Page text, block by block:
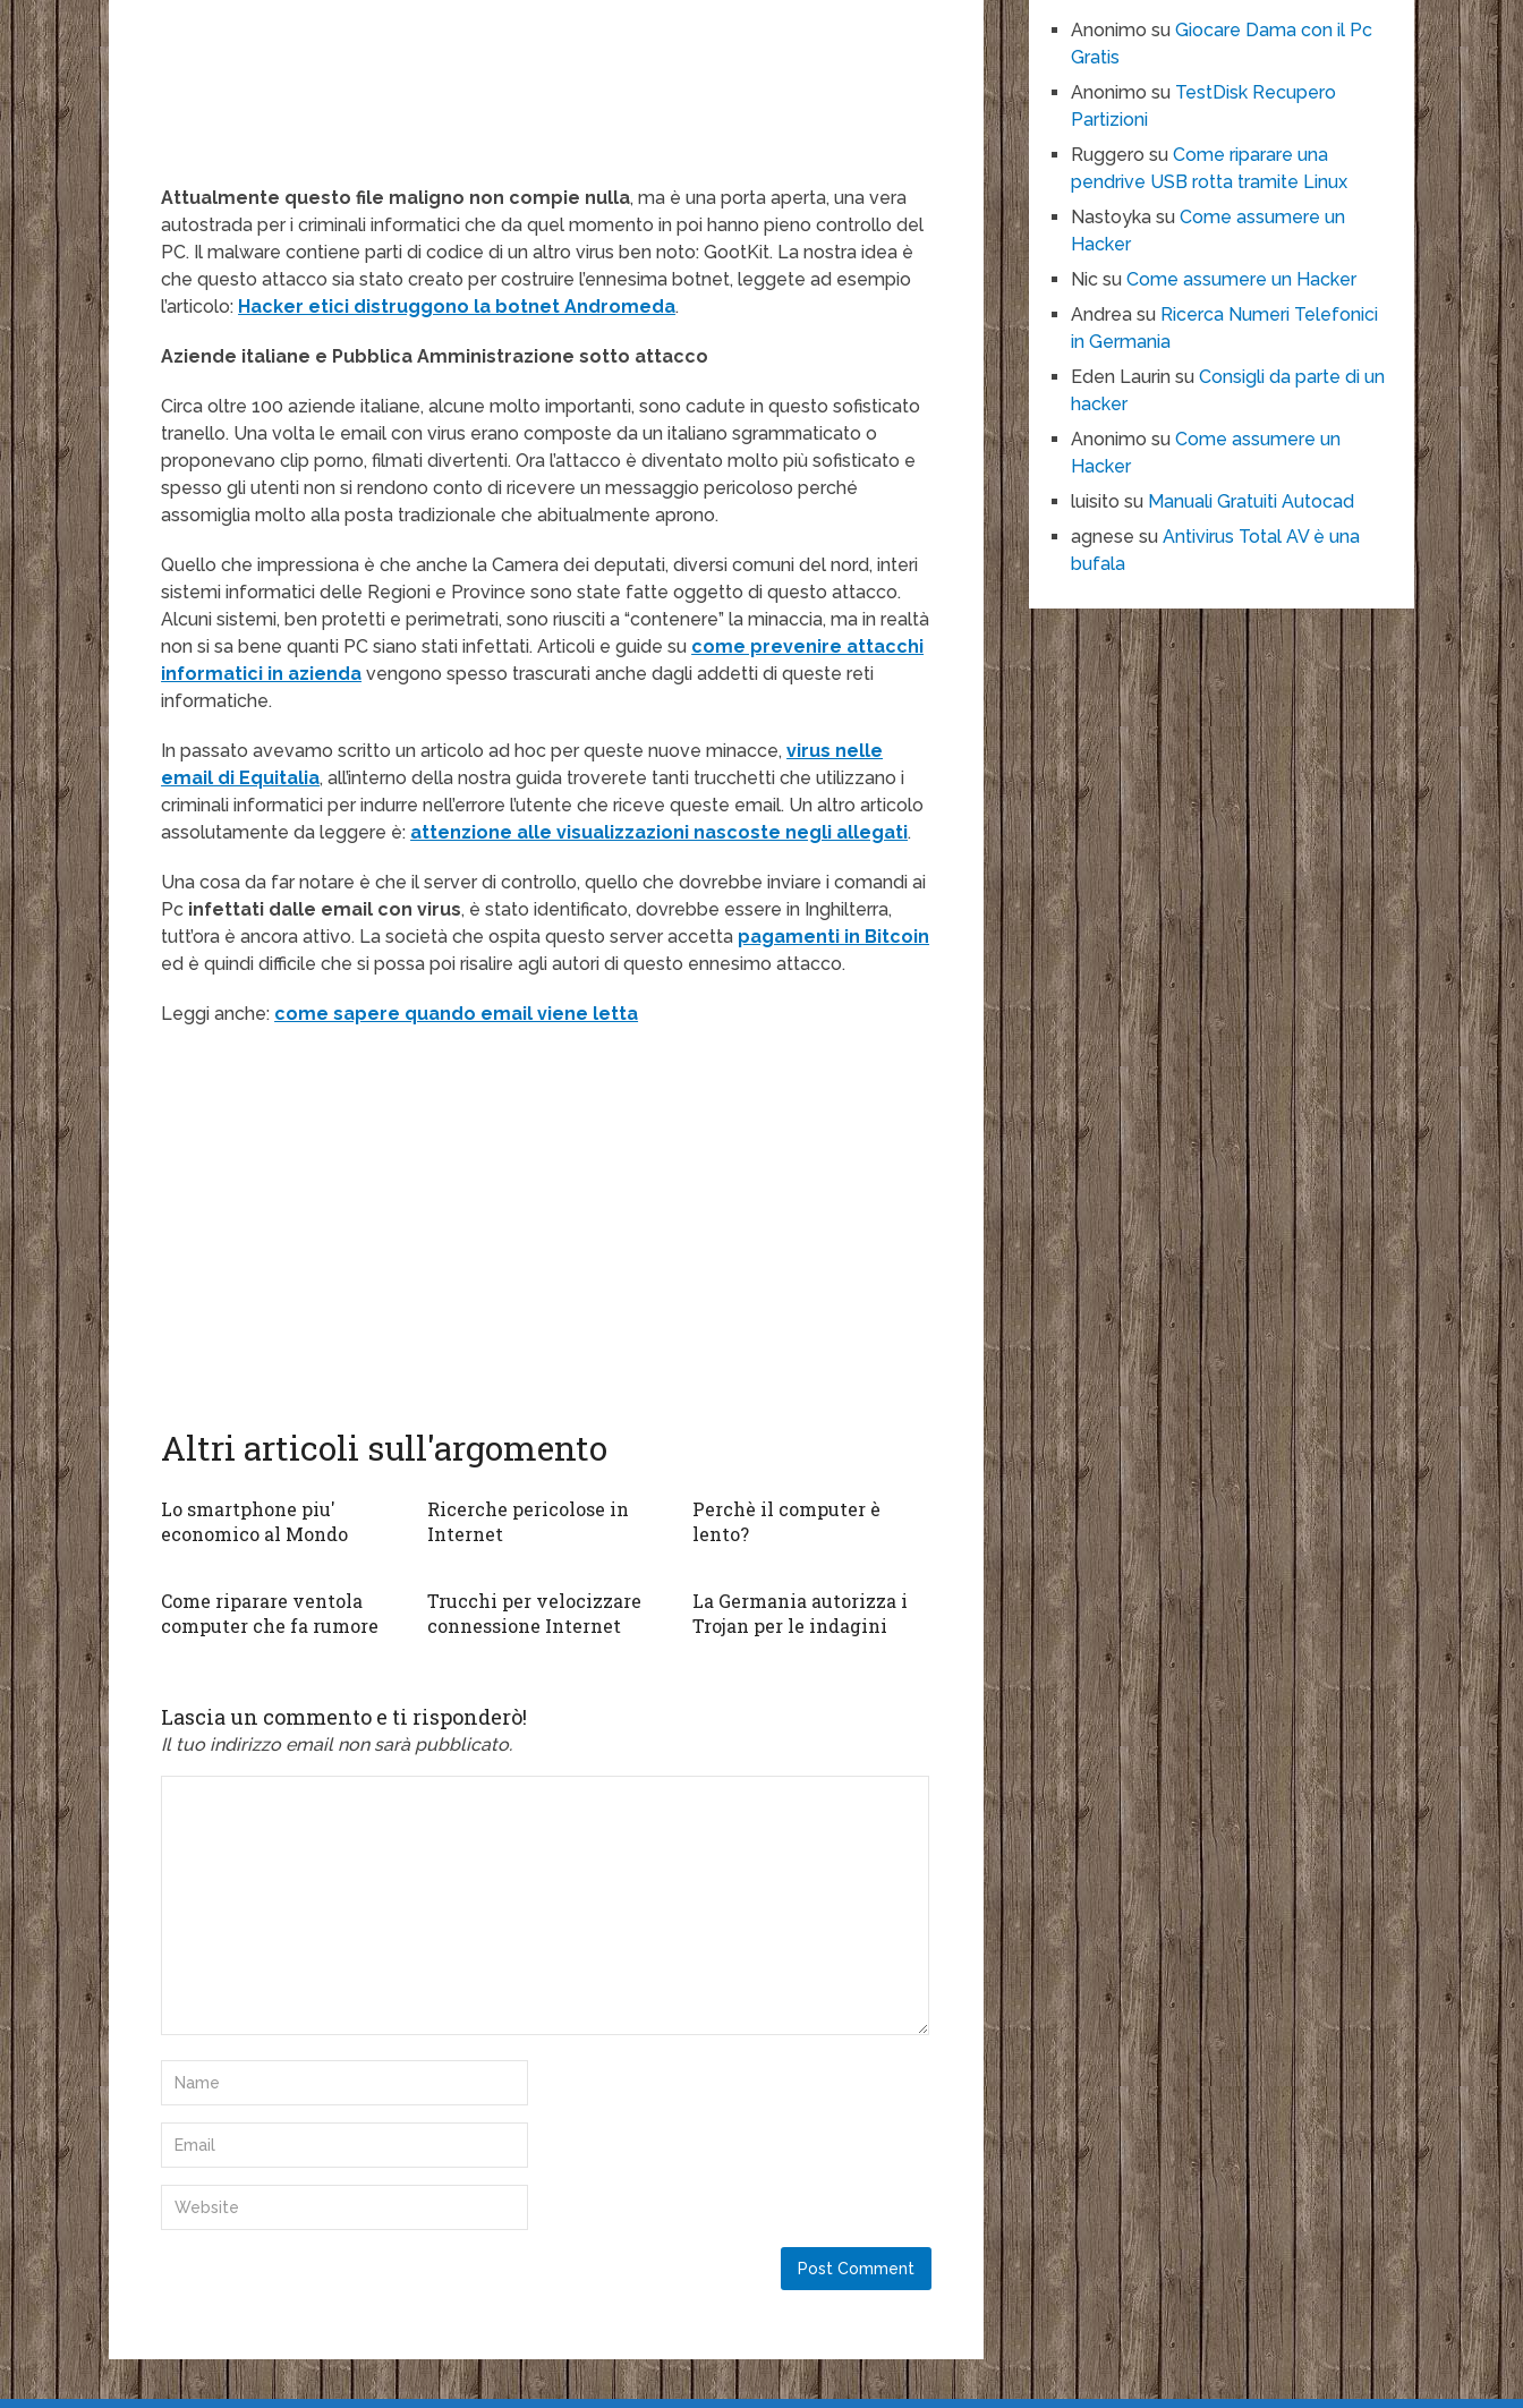
Attualmente questo file maligno non compie nulla, ma è una porta aperta, una vera
autostrada per i criminali informatici che da quel momento in poi hanno pieno controllo del
PC. Il malware contiene parti di codice di un altro virus ben noto: GootKit. La nostra idea è
che questo attacco sia stato creato per costruire l’ennesima botnet, leggete ad esempio
l’articolo: Hacker etici distruggono la botnet Andromeda.
Aziende italiane e Pubblica Amministrazione sotto attacco
Circa oltre 100 aziende italiane, alcune molto importanti, sono cadute in questo sofisticato
tranello. Una volta le email con virus erano composte da un italiano sgrammaticato o
proponevano clip porno, filmati divertenti. Ora l’attacco è diventato molto più sofisticato e
spesso gli utenti non si rendono conto di ricevere un messaggio pericoloso perché
assomiglia molto alla posta tradizionale che abitualmente aprono.
Quello che impressiona è che anche la Camera dei deputati, diversi comuni del nord, interi
sistemi informatici delle Regioni e Province sono state fatte oggetto di questo attacco.
Alcuni sistemi, ben protetti e perimetrati, sono riusciti a “contenere” la minaccia, ma in realtà
non si sa bene quanti PC siano stati infettati. Articoli e guide su come prevenire attacchi
informatici in azienda vengono spesso trascurati anche dagli addetti di queste reti
informatiche.
In passato avevamo scritto un articolo ad hoc per queste nuove minacce,virus nelle
email di Equitalia, all’interno della nostra guida troverete tanti trucchetti che utilizzano i
criminali informatici per indurre nell’errore l’utente che riceve queste email. Un altro articolo
assolutamente da leggere è: attenzione alle visualizzazioni nascoste negli allegati.
Una cosa da far notare è che il server di controllo, quello che dovrebbe inviare i comandi ai
Pc infettati dalle email con virus, è stato identificato, dovrebbe essere in Inghilterra,
tutt’ora è ancora attivo. La società che ospita questo server accetta pagamenti in Bitcoin
ed è quindi difficile che si possa poi risalire agli autori di questo ennesimo attacco.
Leggi anche: come sapere quando email viene letta
Altri articoli sull'argomento
Lo smartphone piu'
economico al Mondo
Ricerche pericolose in
Internet
Perchè il computer è
lento?
Come riparare ventola
computer che fa rumore
Trucchi per velocizzare
connessione Internet
La Germania autorizza i
Trojan per le indagini
Lascia un commento e ti risponderò!
Il tuo indirizzo email non sarà pubblicato.
Anonimo suGiocare Dama con il Pc
Gratis
Anonimo su TestDisk Recupero
Partizioni
Ruggero suCome riparare una
pendrive USB rotta tramite Linux
Nastoyka suCome assumere un
Hacker
Nic suCome assumere un Hacker
Andrea su Ricerca Numeri Telefonici
in Germania
Eden Laurin suConsigli da parte di un
hacker
Anonimo suCome assumere un
Hacker
luisito su Manuali Gratuiti Autocad
agnese suAntivirus Total AV è una
bufala